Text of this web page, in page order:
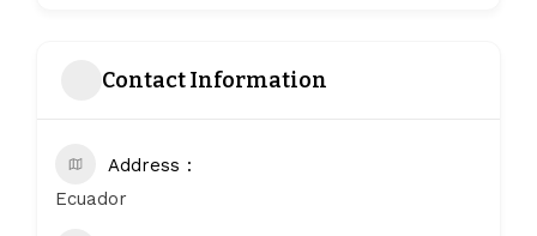
Contact Information
Address
Ecuador